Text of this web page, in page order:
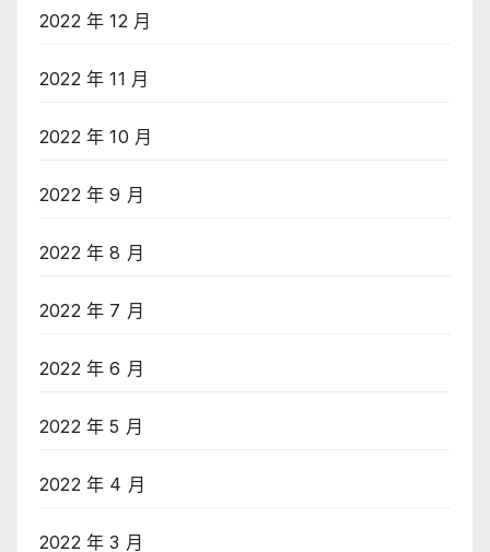
2022 年 12 月
2022 年 11 月
2022 年 10 月
2022 年 9 月
2022 年 8 月
2022 年 7 月
2022 年 6 月
2022 年 5 月
2022 年 4 月
2022 年 3 月